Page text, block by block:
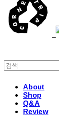
About
Shop
Q&A
Review